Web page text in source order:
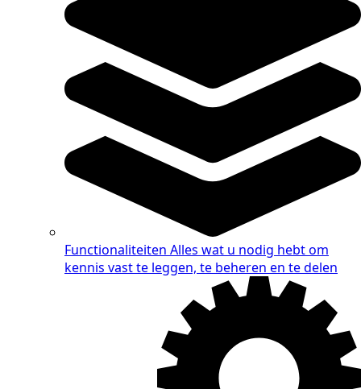
Functionaliteiten Alles wat u nodig hebt om
kennis vast te leggen, te beheren en te delen